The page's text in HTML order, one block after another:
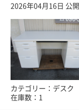
2026年04月16日 公開
カテゴリー：デスク
在庫数：1